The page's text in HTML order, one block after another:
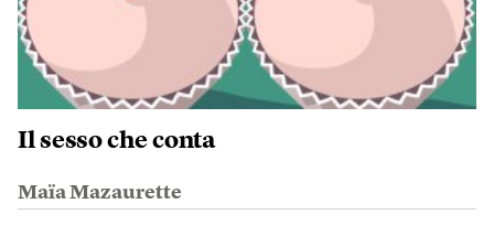
Il sesso che conta
Maïa Mazaurette